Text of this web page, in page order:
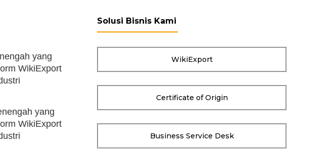
yang
WikiExport
yang
WikiExport
Solusi Bisnis Kami
WikiExport
Certificate of Origin
Business Service Desk